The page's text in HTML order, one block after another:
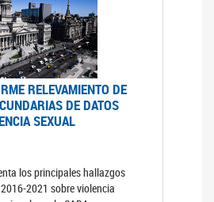
RELEVAMIENTO DE
DE DATOS
SEXUAL
los principales hallazgos
2021 sobre violencia